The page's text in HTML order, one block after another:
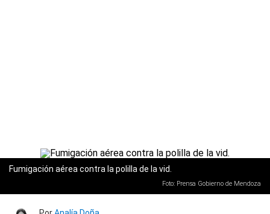
Fumigación aérea contra la polilla de la vid.
Foto: Prensa Gobierno de Mendoza